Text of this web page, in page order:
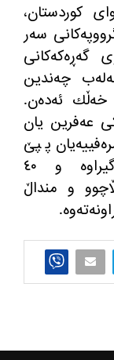
كوردستان،
سه‌ر
گه‌ڕه‌كه‌كانی
چه‌ندین
خه‌ڵك ئه‌ده‌ن.
عه‌فرین یان
پپێ
بووه‌ له‌لایه‌ن تیرۆریستانه‌وه‌ ڕاگیراوه‌ و ٤٠
و منداڵ